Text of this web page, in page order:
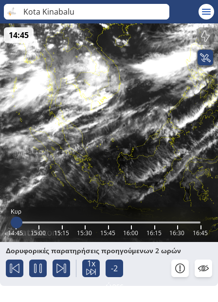
Kota Kinabalu
Κυρ
14:45 15:00 15:15 15:30 15:45 16:00 16:15 16:30 16:45
14:45
Δορυφορικές παρατηρήσεις προηγούμενων 2 ωρών
1x
-2